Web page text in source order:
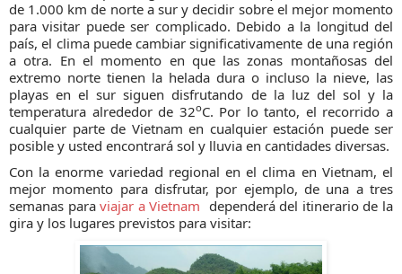
de 1.000 km de norte a sur y decidir sobre el mejor momento
para visitar puede ser complicado. Debido a la longitud del
país, el clima puede cambiar significativamente de una región
a otra. En el momento en que las zonas montañosas del
extremo norte tienen la helada dura o incluso la nieve, las
playas en el sur siguen disfrutando de la luz del sol y la
temperatura alrededor de 32oC. Por lo tanto, el recorrido a
cualquier parte de Vietnam en cualquier estación puede ser
posible y usted encontrará sol y lluvia en cantidades diversas.
Con la enorme variedad regional en el clima en Vietnam, el
mejor momento para disfrutar, por ejemplo, de una a tres
semanas paraviajar a Vietnam dependerá del itinerario de la
gira y los lugares previstos para visitar: